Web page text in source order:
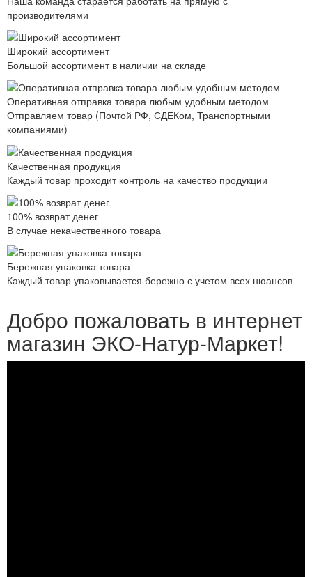
производителями
Широкий ассортимент
Большой ассортимент в наличии на складе
Оперативная отправка товара любым удобным методом
Отправляем товар (Почтой РФ, СДЕКом, Транспортными
компаниями)
Качественная продукция
Каждый товар проходит контроль на качество продукции
100% возврат денег
В случае некачественного товара
Бережная упаковка товара
Каждый товар упаковывается бережно с учетом всех нюансов
Добро пожаловать в интернет
магазин ЭКО-Натур-Маркет!